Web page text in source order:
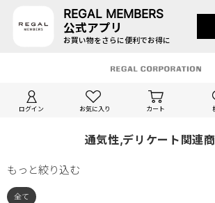
REGAL MEMBERS
公式アプリ
お買い物をさらに便利でお得に
ログイン お気に入り カート
通気性,デリケート関連
もっと絞り込む
全て